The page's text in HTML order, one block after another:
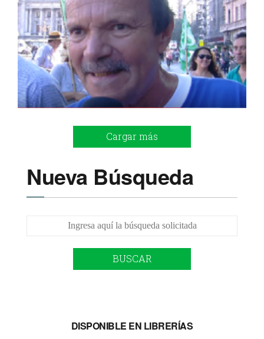
Cargar más
Nueva Búsqueda
BUSCAR
DISPONIBLE EN LIBRERÍAS